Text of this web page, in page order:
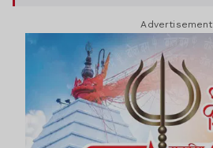
Advertisement